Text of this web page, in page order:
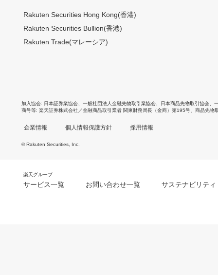
Rakuten Securities Hong Kong(香港)
Rakuten Securities Bullion(香港)
Rakuten Trade(マレーシア)
加入協会 日本証券業協会 一般社団法人金融先物取引業協会 日本商品先物取引協会
商号等 楽天証券株式会社／金融商品取引業者 関東財務局長（金商）第195号、商品先物
企業情報 個人情報保護方針 採用情報
© Rakuten Securities, Inc.
楽天グループ
サービス一覧 お問い合わせ一覧 サステナビリティ